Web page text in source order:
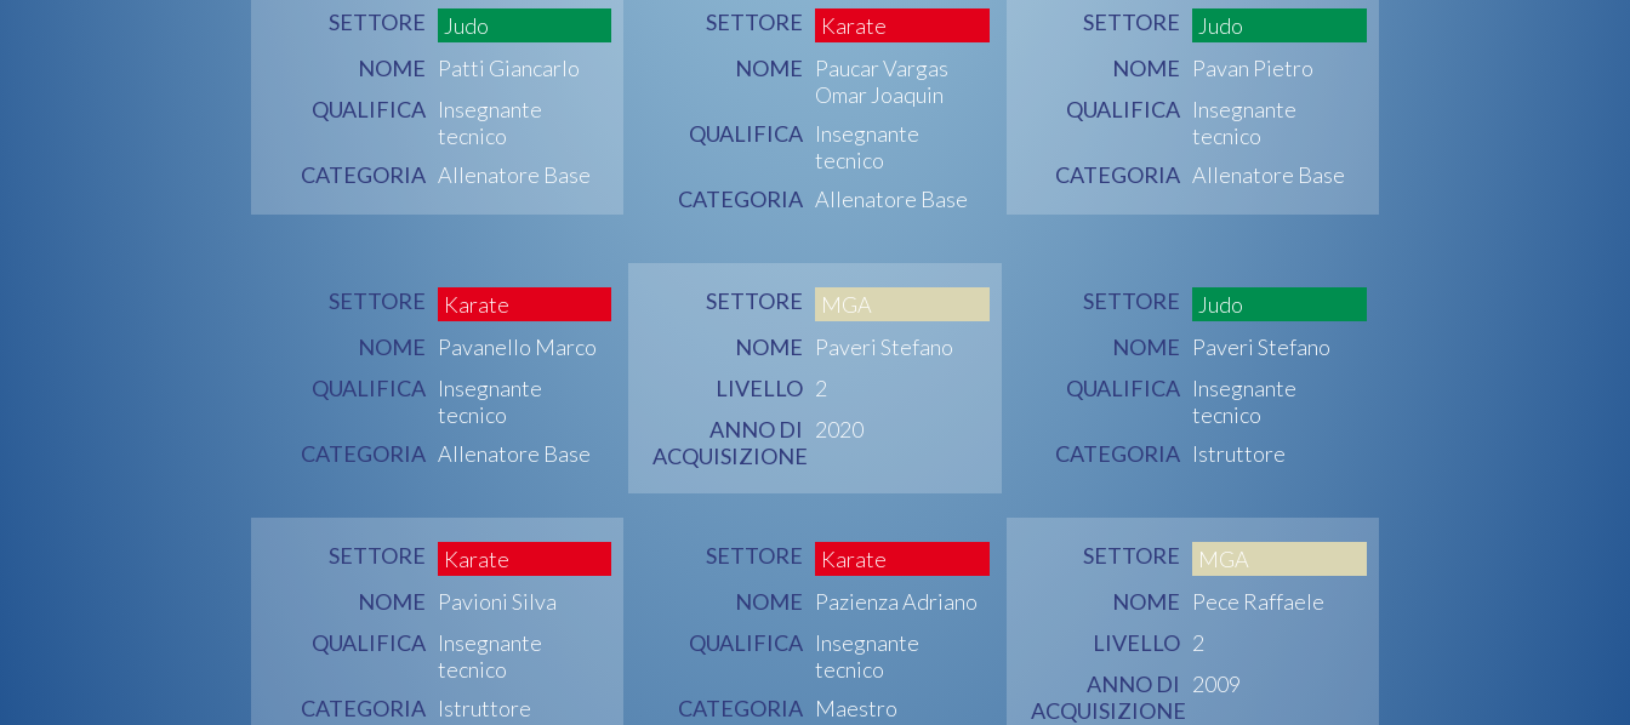
SETTORE
Judo
NOME Patti Giancarlo
QUALIFICA Insegnante
tecnico
CATEGORIA Allenatore Base
SETTORE
Karate
NOME Paucar Vargas
Omar Joaquin
QUALIFICA Insegnante
tecnico
CATEGORIA Allenatore Base
SETTORE
Judo
NOME Pavan Pietro
QUALIFICA Insegnante
tecnico
CATEGORIA Allenatore Base
SETTORE
Karate
NOME Pavanello Marco
QUALIFICA Insegnante
tecnico
CATEGORIA Allenatore Base
SETTORE
MGA
NOME Paveri Stefano
LIVELLO 2
ANNO DI
ACQUISIZIONE
2020
SETTORE
Judo
NOME Paveri Stefano
QUALIFICA Insegnante
tecnico
CATEGORIA Istruttore
SETTORE
Karate
NOME Pavioni Silva
QUALIFICA Insegnante
tecnico
CATEGORIA Istruttore
SETTORE
Karate
NOME Pazienza Adriano
QUALIFICA Insegnante
tecnico
CATEGORIA Maestro
SETTORE
MGA
NOME Pece Raffaele
LIVELLO 2
ANNO DI
ACQUISIZIONE
2009